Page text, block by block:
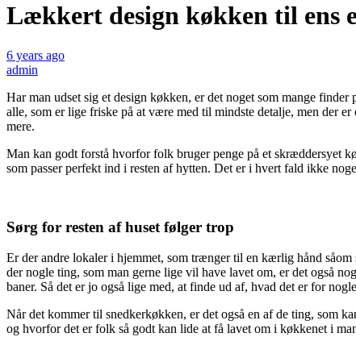
Lækkert design køkken til ens
6 years ago
admin
Har man udset sig et design køkken, er det noget som mange finder
alle, som er lige friske på at være med til mindste detalje, men der
mere.
Man kan godt forstå hvorfor folk bruger penge på et skræddersyet
som passer perfekt ind i resten af hytten. Det er i hvert fald ikke
Sørg for resten af huset følger trop
Er der andre lokaler i hjemmet, som trænger til en kærlig hånd såom
der nogle ting, som man gerne lige vil have lavet om, er det også
baner. Så det er jo også lige med, at finde ud af, hvad det er for
Når det kommer til snedkerkøkken, er det også en af de ting, som
og hvorfor det er folk så godt kan lide at få lavet om i køkkenet i